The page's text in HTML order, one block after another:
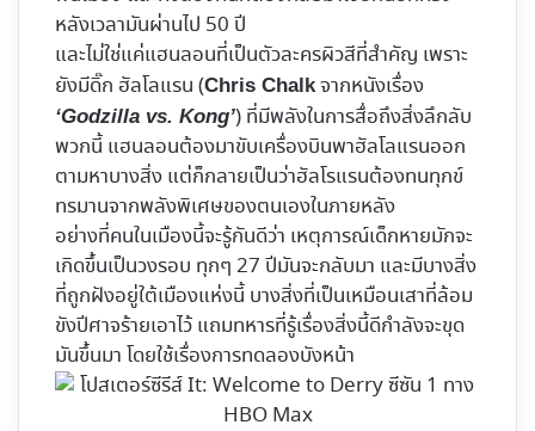
หลังเวลามันผ่านไป 50 ปี
และไม่ใช่แค่แฮนลอนที่เป็นตัวละครผิวสีที่สำคัญ เพราะ
ยังมีดิ๊ก ฮัลโลแรน (Chris Chalkจากหนังเรื่อง
‘Godzilla vs. Kong’) ที่มีพลังในการสื่อถึงสิ่งลึกลับ
พวกนี้ แฮนลอนต้องมาขับเครื่องบินพาฮัลโลแรนออก
ตามหาบางสิ่ง แต่ก็กลายเป็นว่าฮัลโรแรนต้องทนทุกข์
ทรมานจากพลังพิเศษของตนเองในภายหลัง
อย่างที่คนในเมืองนี้จะรู้กันดีว่า เหตุการณ์เด็กหายมักจะ
เกิดขึ้นเป็นวงรอบ ทุกๆ 27 ปีมันจะกลับมา และมีบางสิ่ง
ที่ถูกฝังอยู่ใต้เมืองแห่งนี้ บางสิ่งที่เป็นเหมือนเสาที่ล้อม
ขังปีศาจร้ายเอาไว้ แถมทหารที่รู้เรื่องสิ่งนี้ดีกำลังจะขุด
มันขึ้นมา โดยใช้เรื่องการทดลองบังหน้า